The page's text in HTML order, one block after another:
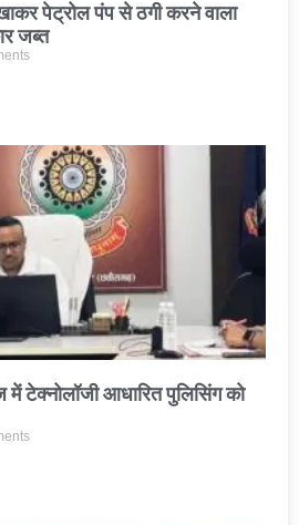
पेट्रोल पंप से ठगी करने वाला
जब्त
टेक्नोलॉजी आधारित पुलिसिंग को